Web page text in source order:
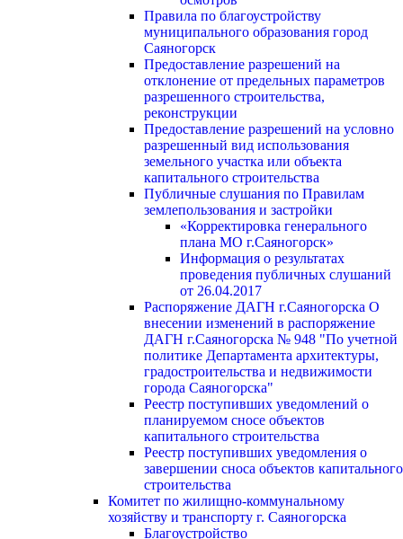
Правила по благоустройству
муниципального образования город
Саяногорск
Предоставление разрешений на
отклонение от предельных параметров
разрешенного строительства,
реконструкции
Предоставление разрешений на условно
разрешенный вид использования
земельного участка или объекта
капитального строительства
Публичные слушания по Правилам
землепользования и застройки
«Корректировка генерального
плана МО г.Саяногорск»
Информация о результатах
проведения публичных слушаний
от 26.04.2017
Распоряжение ДАГН г.Саяногорска О
внесении изменений в распоряжение
ДАГН г.Саяногорска № 948 "По учетной
политике Департамента архитектуры,
градостроительства и недвижимости
города Саяногорска"
Реестр поступивших уведомлений о
планируемом сносе объектов
капитального строительства
Реестр поступивших уведомления о
завершении сноса объектов капитального
строительства
Комитет по жилищно-коммунальному
хозяйству и транспорту г. Саяногорска
Благоустройство